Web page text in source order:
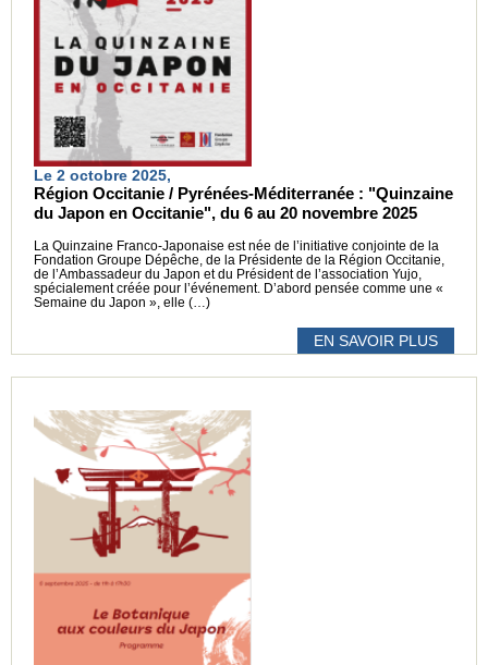
Le 2 octobre 2025,
Région Occitanie / Pyrénées-Méditerranée : "Quinzaine
du Japon en Occitanie", du 6 au 20 novembre 2025
La Quinzaine Franco-Japonaise est née de l’initiative conjointe de la
Fondation Groupe Dépêche, de la Présidente de la Région Occitanie,
de l’Ambassadeur du Japon et du Président de l’association Yujo,
spécialement créée pour l’événement. D’abord pensée comme une «
Semaine du Japon », elle (…)
EN SAVOIR PLUS